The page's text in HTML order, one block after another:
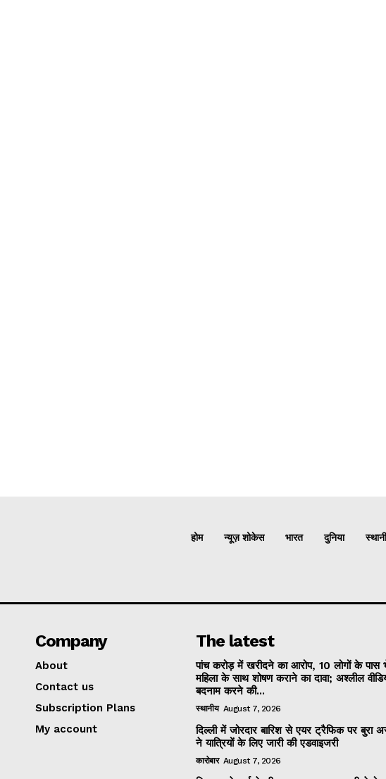
होम न्यूज़ शोकेस भारत दुनिया
Company
About
Contact us
Subscription Plans
My account
The latest
पांच करोड़ में खरीदने का आरोप, 10 लोगों के
महिला के साथ शोषण कराने का दावा; अश्लील
बदनाम करने की...
स्थानीय August 7, 2026
दिल्ली में जोरदार बारिश से एयर ट्रैफिक पर बुरा
ने यात्रियों के लिए जारी की एडवाइजरी
कारोबार August 7, 2026